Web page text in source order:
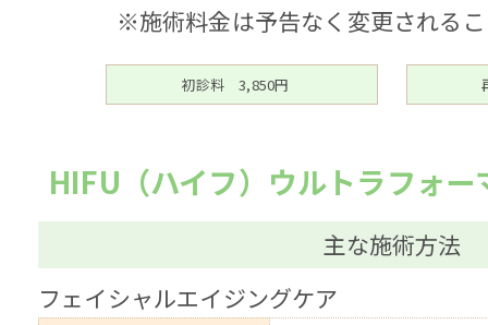
※施術料金は予告なく変更される
初診料 3,850円
HIFU（ハイフ）ウルトラフォー
主な施術方法
フェイシャルエイジングケア